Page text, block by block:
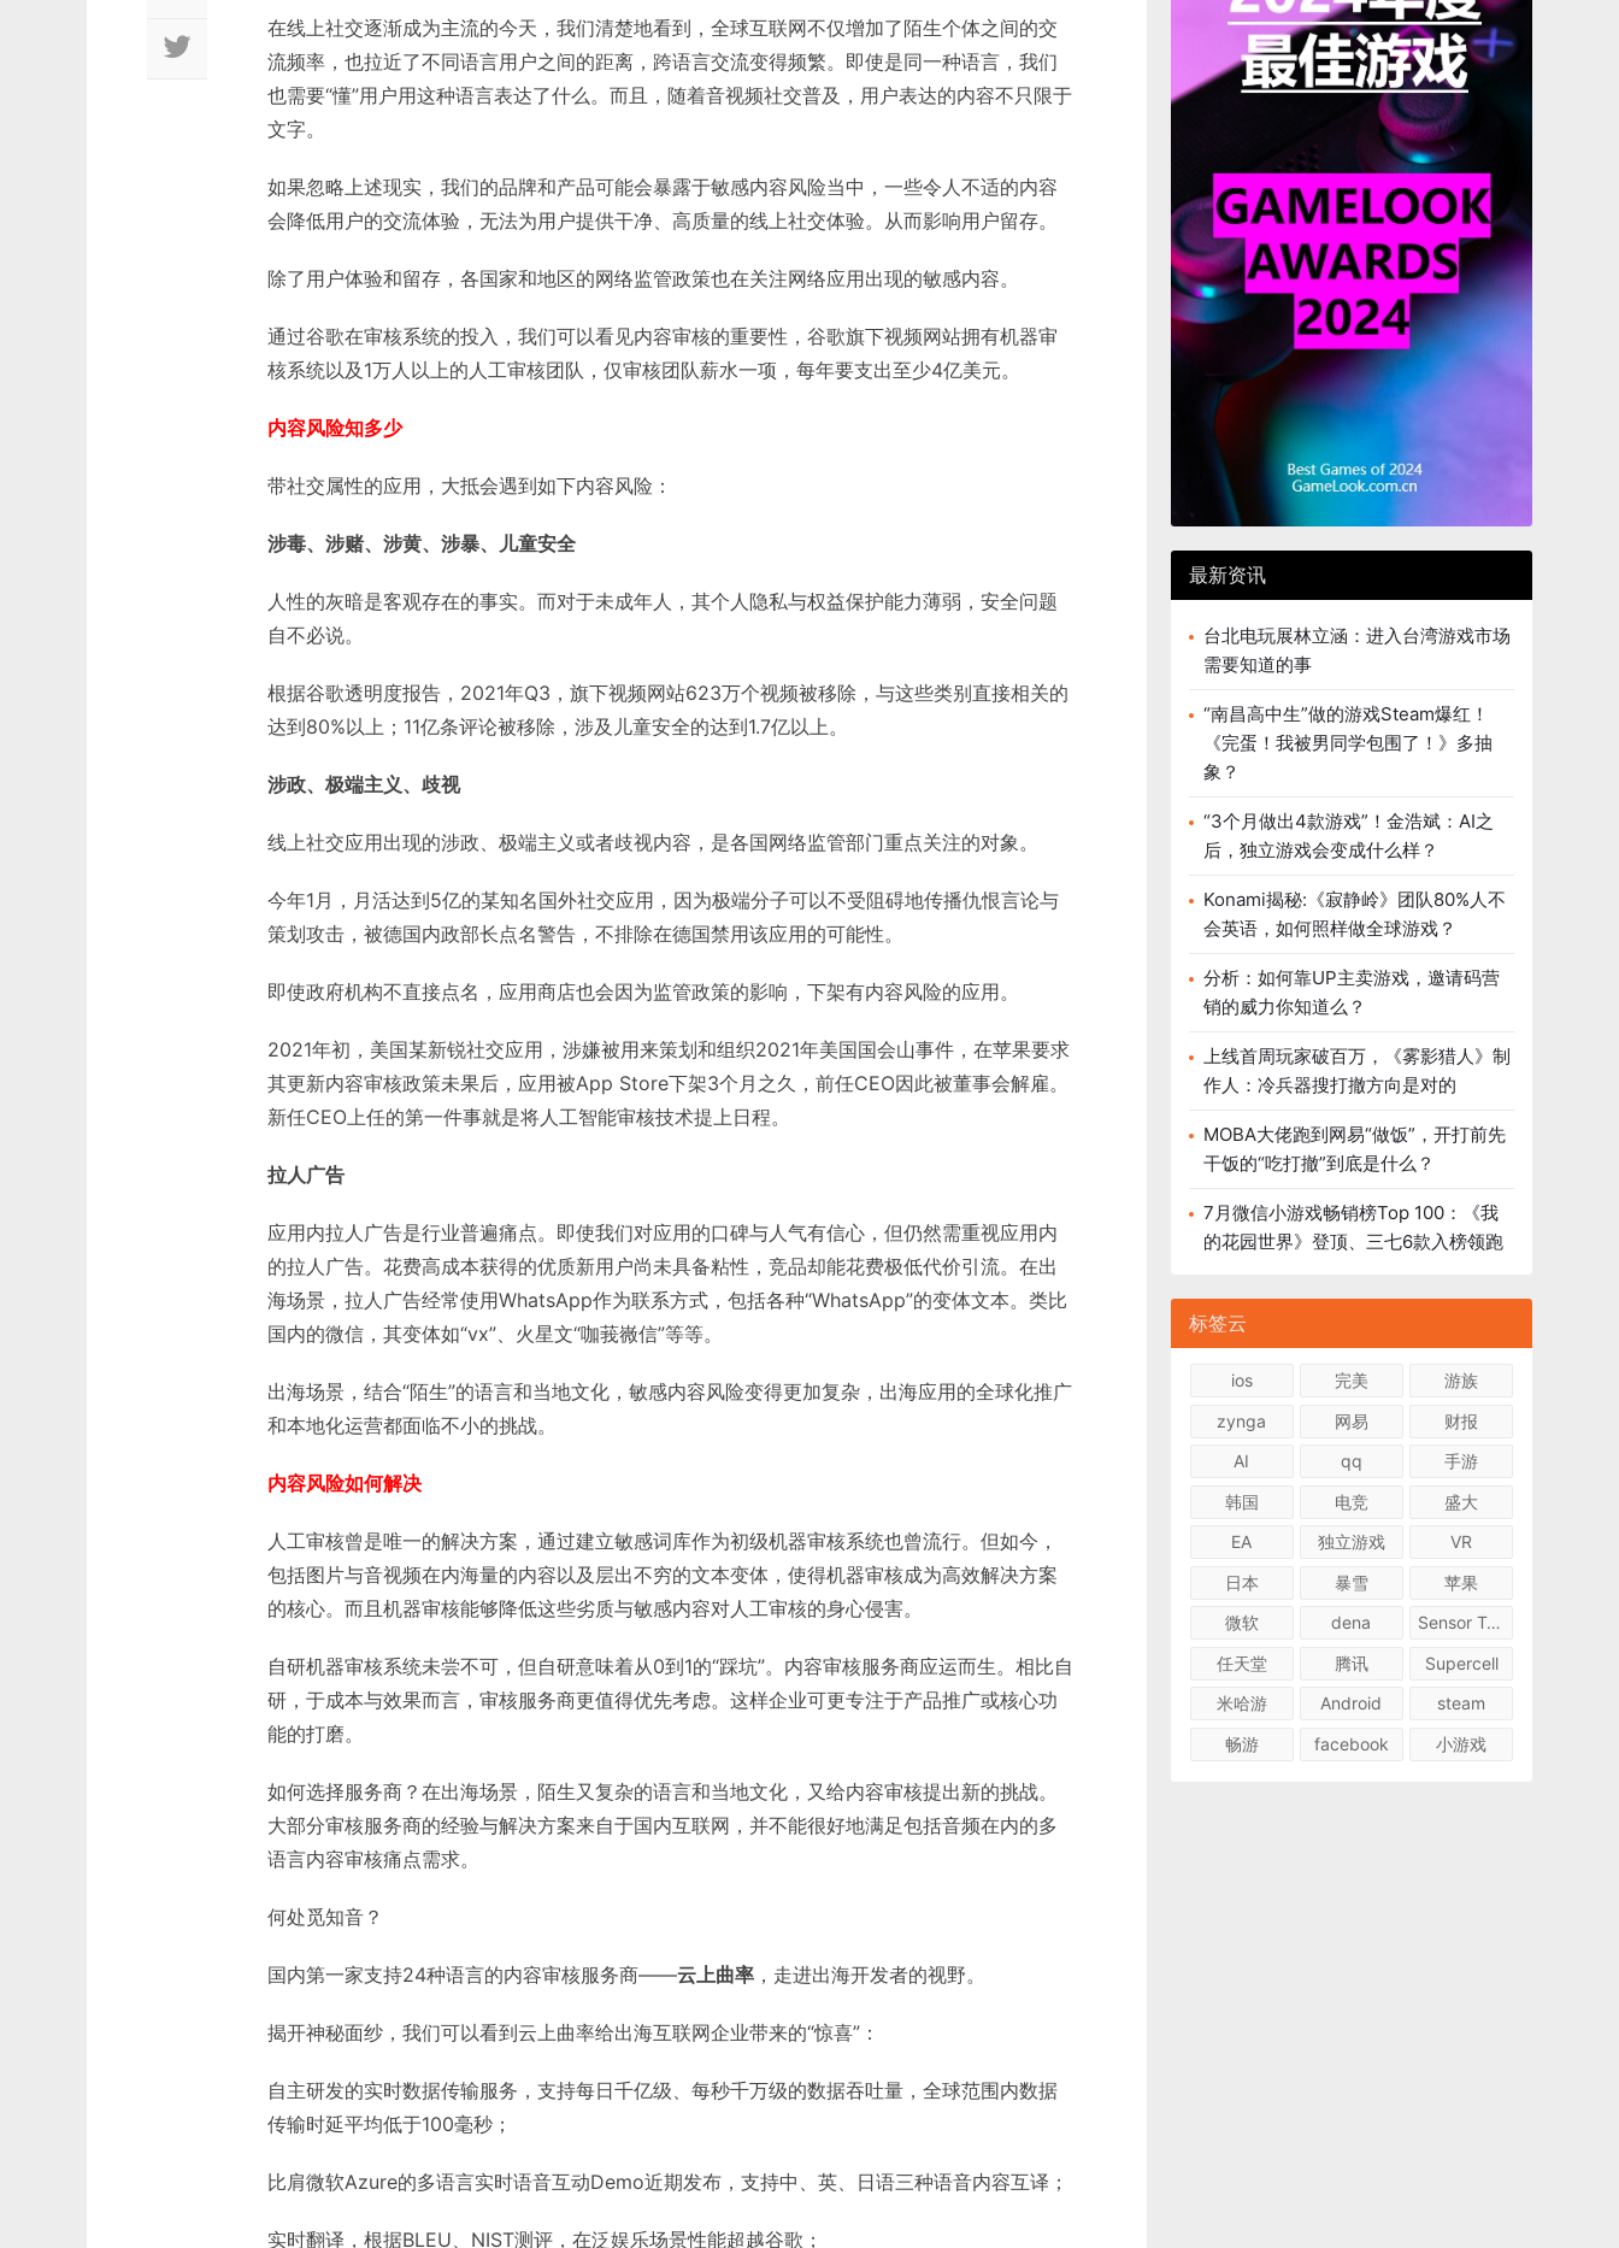
在线上社交逐渐成为主流的今天，我们清楚地看到，全球互联网不仅增加了陌生个体之间的交
流频率，也拉近了不同语言用户之间的距离，跨语言交流变得频繁。即使是同一种语言，我们
也需要“懂”用户用这种语言表达了什么。而且，随着音视频社交普及，用户表达的内容不只限于
文字。
如果忽略上述现实，我们的品牌和产品可能会暴露于敏感内容风险当中，一些令人不适的内容
会降低用户的交流体验，无法为用户提供干净、高质量的线上社交体验。从而影响用户留存。
除了用户体验和留存，各国家和地区的网络监管政策也在关注网络应用出现的敏感内容。
通过谷歌在审核系统的投入，我们可以看见内容审核的重要性，谷歌旗下视频网站拥有机器审
核系统以及1万人以上的人工审核团队，仅审核团队薪水一项，每年要支出至少4亿美元。
内容风险知多少
带社交属性的应用，大抵会遇到如下内容风险：
涉毒、涉赌、涉黄、涉暴、儿童安全
人性的灰暗是客观存在的事实。而对于未成年人，其个人隐私与权益保护能力薄弱，安全问题
自不必说。
根据谷歌透明度报告，2021年Q3，旗下视频网站623万个视频被移除，与这些类别直接相关的
达到80%以上；11亿条评论被移除，涉及儿童安全的达到1.7亿以上。
涉政、极端主义、歧视
线上社交应用出现的涉政、极端主义或者歧视内容，是各国网络监管部门重点关注的对象。
今年1月，月活达到5亿的某知名国外社交应用，因为极端分子可以不受阻碍地传播仇恨言论与
策划攻击，被德国内政部长点名警告，不排除在德国禁用该应用的可能性。
即使政府机构不直接点名，应用商店也会因为监管政策的影响，下架有内容风险的应用。
2021年初，美国某新锐社交应用，涉嫌被用来策划和组织2021年美国国会山事件，在苹果要求
其更新内容审核政策未果后，应用被App Store下架3个月之久，前任CEO因此被董事会解雇。
新任CEO上任的第一件事就是将人工智能审核技术提上日程。
拉人广告
应用内拉人广告是行业普遍痛点。即使我们对应用的口碑与人气有信心，但仍然需重视应用内
的拉人广告。花费高成本获得的优质新用户尚未具备粘性，竞品却能花费极低代价引流。在出
海场景，拉人广告经常使用WhatsApp作为联系方式，包括各种“WhatsApp”的变体文本。类比
国内的微信，其变体如“vx”、火星文“咖莪嶶信”等等。
出海场景，结合“陌生”的语言和当地文化，敏感内容风险变得更加复杂，出海应用的全球化推广
和本地化运营都面临不小的挑战。
内容风险如何解决
人工审核曾是唯一的解决方案，通过建立敏感词库作为初级机器审核系统也曾流行。但如今，
包括图片与音视频在内海量的内容以及层出不穷的文本变体，使得机器审核成为高效解决方案
的核心。而且机器审核能够降低这些劣质与敏感内容对人工审核的身心侵害。
自研机器审核系统未尝不可，但自研意味着从0到1的“踩坑”。内容审核服务商应运而生。相比自
研，于成本与效果而言，审核服务商更值得优先考虑。这样企业可更专注于产品推广或核心功
能的打磨。
如何选择服务商？在出海场景，陌生又复杂的语言和当地文化，又给内容审核提出新的挑战。
大部分审核服务商的经验与解决方案来自于国内互联网，并不能很好地满足包括音频在内的多
语言内容审核痛点需求。
何处觅知音？
国内第一家支持24种语言的内容审核服务商——云上曲率 ，走进出海开发者的视野。
揭开神秘面纱，我们可以看到云上曲率给出海互联网企业带来的“惊喜”：
自主研发的实时数据传输服务，支持每日千亿级、每秒千万级的数据吞吐量，全球范围内数据
传输时延平均低于100毫秒；
比肩微软Azure的多语言实时语音互动Demo近期发布，支持中、英、日语三种语音内容互译；
实时翻译，根据BLEU、NIST测评，在泛娱乐场景性能超越谷歌；
最新资讯
台北电玩展林立涵：进入台湾游戏市场
需要知道的事
“南昌高中生”做的游戏Steam爆红！
《完蛋！我被男同学包围了！》多抽
象？
“3个月做出4款游戏”！金浩斌：AI之
后，独立游戏会变成什么样？
Konami揭秘:《寂静岭》团队80%人不
会英语，如何照样做全球游戏？
分析：如何靠UP主卖游戏，邀请码营
销的威力你知道么？
上线首周玩家破百万，《雾影猎人》制
作人：冷兵器搜打撤方向是对的
MOBA大佬跑到网易“做饭”，开打前先
干饭的“吃打撤”到底是什么？
7月微信小游戏畅销榜Top 100：《我
的花园世界》登顶、三七6款入榜领跑
标签云
ios 完美
游族
zynga
网易
财报
AI
qq
手游
韩国
电竞
盛大
EA
独立游戏
VR
日本
暴雪
苹果
微软
dena
Sensor Tower
任天堂
腾讯
Supercell
米哈游
Android
steam
畅游
facebook 小游戏